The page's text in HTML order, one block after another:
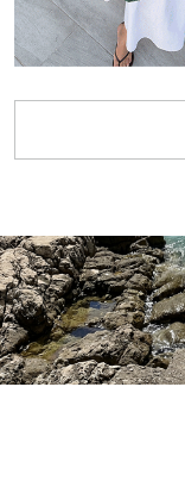
MADE by NANING9